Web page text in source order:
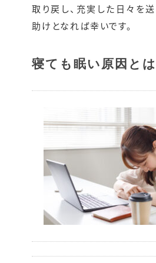
取り戻し、充実した日々を
助けとなれば幸いです。
寝ても眠い原因と